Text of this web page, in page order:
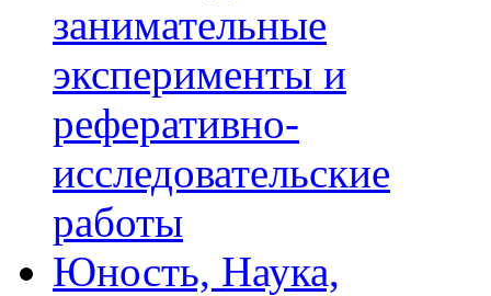
занимательные
эксперименты и
реферативно-
исследовательские
работы
Юность, Наука,
учащихся
в
для
содействия
в
выборе
профессий,
связанных
с
наукой
и
техникой,